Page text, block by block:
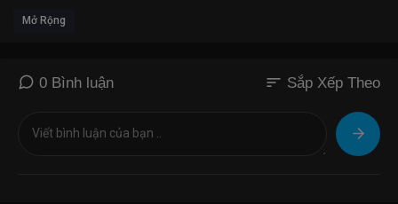
☞ LH Vấn Đề Bản Quyền:
--------------------------------------------------------------------
Mở Rộng
0 Bình luận sort Sắp Xếp Theo